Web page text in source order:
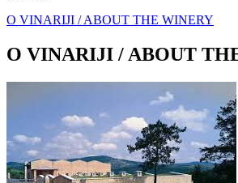
O VINARIJI / ABOUT THE WINERY
O VINARIJI / ABOUT